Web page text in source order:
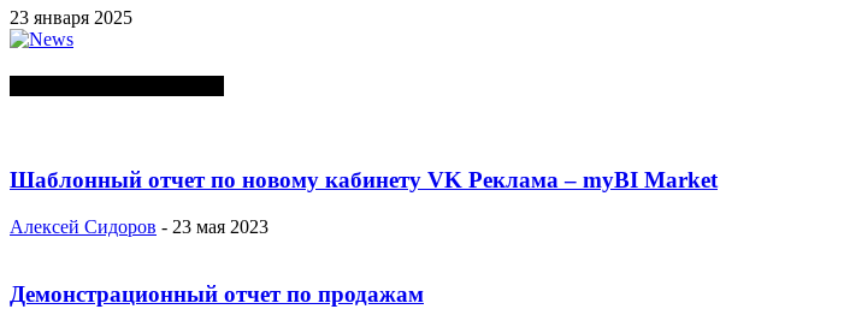
23 января 2025
Шаблонный отчет по новому кабинету VK Реклама – myBI Market
Алексей Сидоров - 23 мая 2023
Демонстрационный отчет по продажам